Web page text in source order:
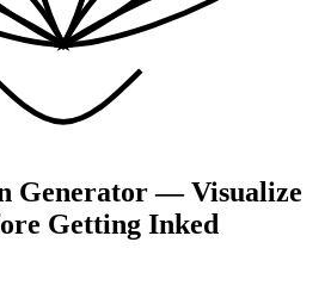
Generator — Visualize
Getting Inked